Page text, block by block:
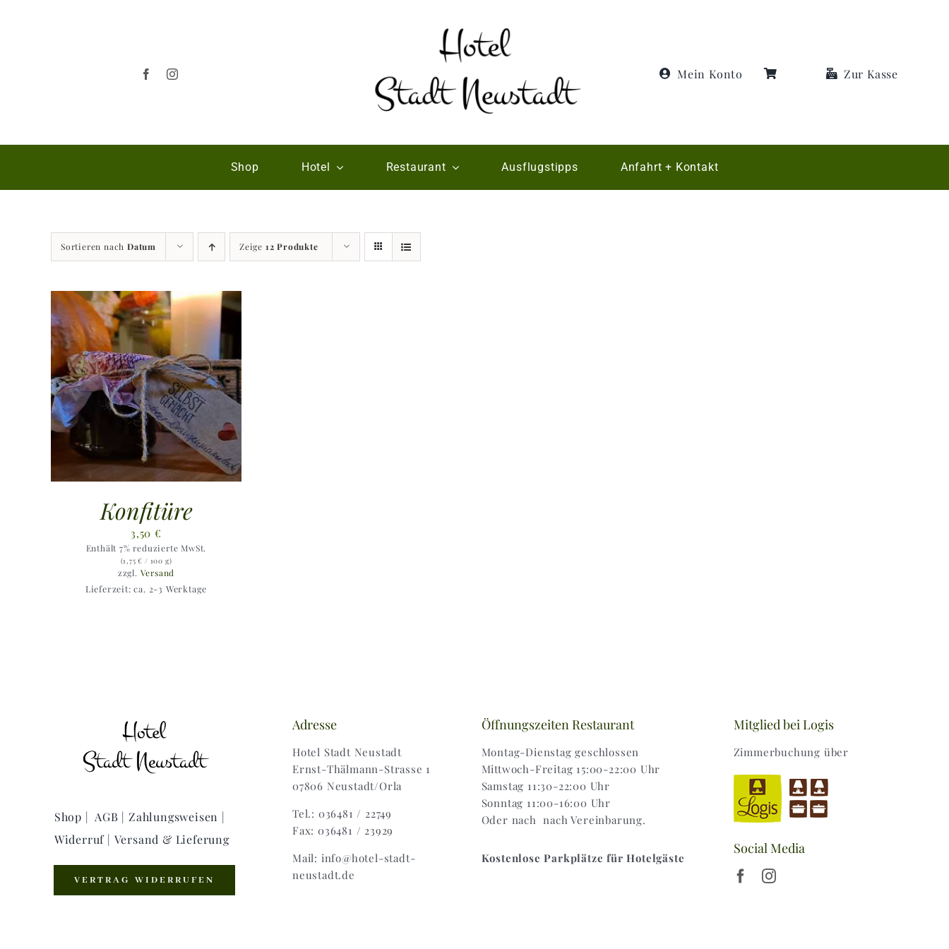
Mein Konto Zur Kasse
Shop Hotel Restaurant Ausflugstipps Anfahrt + Kontakt
Sortieren nach Datum Zeige 12 Produkte
Konfitüre
3,50€
Enthält 7% reduzierte MwSt.
(1,75€ / 100 g)
zzgl. Versand
Lieferzeit: ca. 2-3 Werktage
Shop | AGB | Zahlungsweisen |
Widerruf | Versand & Lieferung
VERTRAG WIDERRUFEN
Adresse
Hotel Stadt Neustadt
Ernst-Thälmann-Strasse 1
07806 Neustadt/Orla
Tel.: 036481 / 22749
Fax: 036481 / 23929
Mail: info@hotel-stadt-
neustadt.de
Öffnungszeiten Restaurant
Montag-Dienstag geschlossen
Mittwoch-Freitag 15:00-22:00 Uhr
Samstag 11:30-22:00 Uhr
Sonntag 11:00-16:00 Uhr
Oder nach nach Vereinbarung.
Kostenlose Parkplätze für Hotelgäste
Mitglied bei Logis
Zimmerbuchung über
Social Media